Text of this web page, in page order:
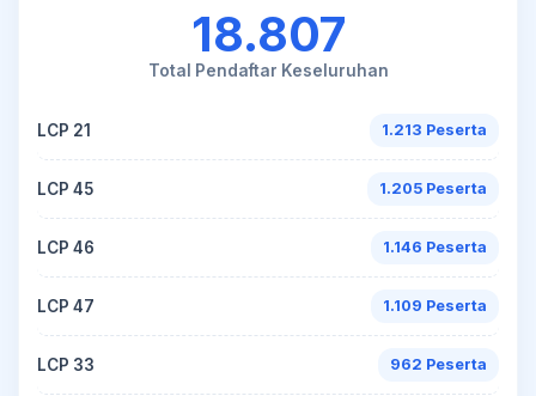
18.807
Total Pendaftar Keseluruhan
LCP 21 1.213 Peserta
LCP 45 1.205 Peserta
LCP 46 1.146 Peserta
LCP 47 1.109 Peserta
LCP 33 962 Peserta